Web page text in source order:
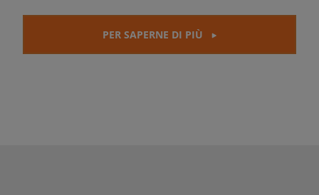
PER SAPERNE DI PIÙ